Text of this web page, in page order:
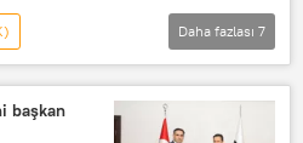
Daha fazlası 7
başkan